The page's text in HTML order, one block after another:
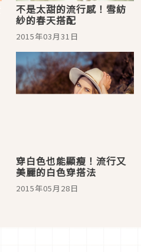
不是太甜的流行感！雪紡
紗的春天搭配
2015年03月31日
穿白色也能顯瘦！流行又
美麗的白色穿搭法
2015年05月28日